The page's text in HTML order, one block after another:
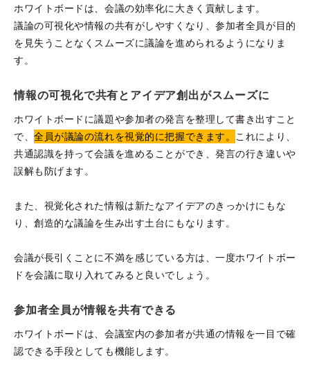
ホワイトボード は、会議の効率化に大きく貢献します。
議論の可視化や情報の共有がしやすくなり、参加者全員が目的
を見失うことなくスムーズに議論を進められるようになりま
す。
情報の可視化で共有とアイデア創出がスムーズに
ホワイトボードに議題や参加者の発言を整理して書き出すこと
で、全員が議論の流れを視覚的に把握できます。 これにより、
共通認識を持って会議を進めることができ、発言の行き違いや
誤解も防げます。
また、視覚化された情報は新たなアイデアのきっかけにもな
り、創造的な議論を生み出す土台にもなります。
会議が長引くことに不満を感じている方は、一度ホワイトボー
ドを会議に取り入れてみると良いでしょう。
参加者全員が情報を共有できる
ホワイトボードは、会議室内の参加者が共通の情報を一目で確
認できる手段としても機能します。